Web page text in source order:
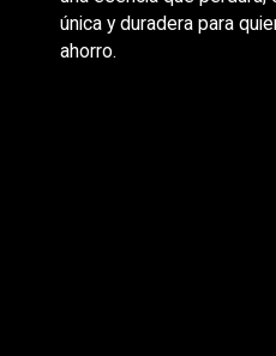
única y duradera para
ahorro.